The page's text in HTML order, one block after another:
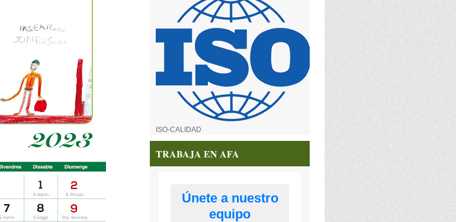
ISO-CALIDAD
TRABAJA EN AFA
Únete a nuestro
equipo